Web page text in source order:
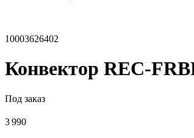
10003626402
Конвектор REC-
Под заказ
3 990